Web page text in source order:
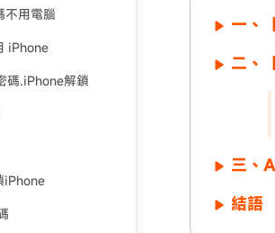
不用電腦
iPhone
碼.iPhone解鎖
iPhone
一、
二、
三、
結語